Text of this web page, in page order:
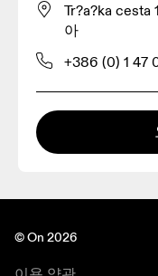
Tr?a?ka cesta
아
+386 (0) 1 47
© On 2026